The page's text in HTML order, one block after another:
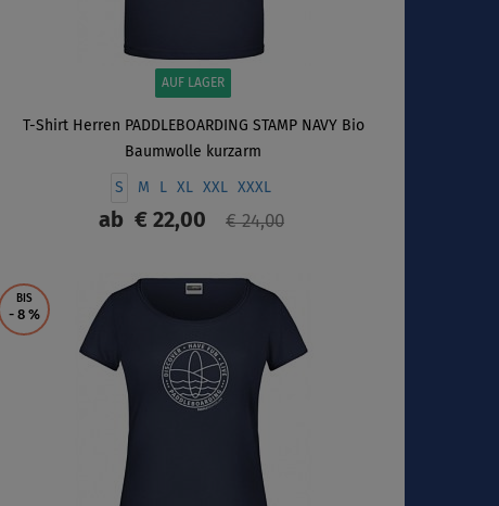
AUF LAGER
T-Shirt Herren PADDLEBOARDING STAMP NAVY Bio
Baumwolle kurzarm
S M L XL XXL XXXL
ab € 22,00 € 24,00
ANZEIGEN
BIS
- 8 %